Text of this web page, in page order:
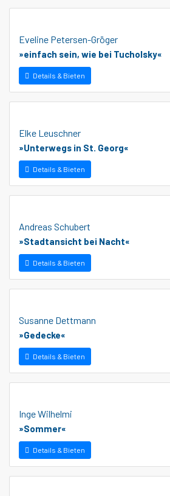
Eveline Petersen-Gröger
»einfach sein, wie bei Tucholsky«
Details & Bieten
Elke Leuschner
»Unterwegs in St. Georg«
Details & Bieten
Andreas Schubert
»Stadtansicht bei Nacht«
Details & Bieten
Susanne Dettmann
»Gedecke«
Details & Bieten
Inge Wilhelmi
»Sommer«
Details & Bieten